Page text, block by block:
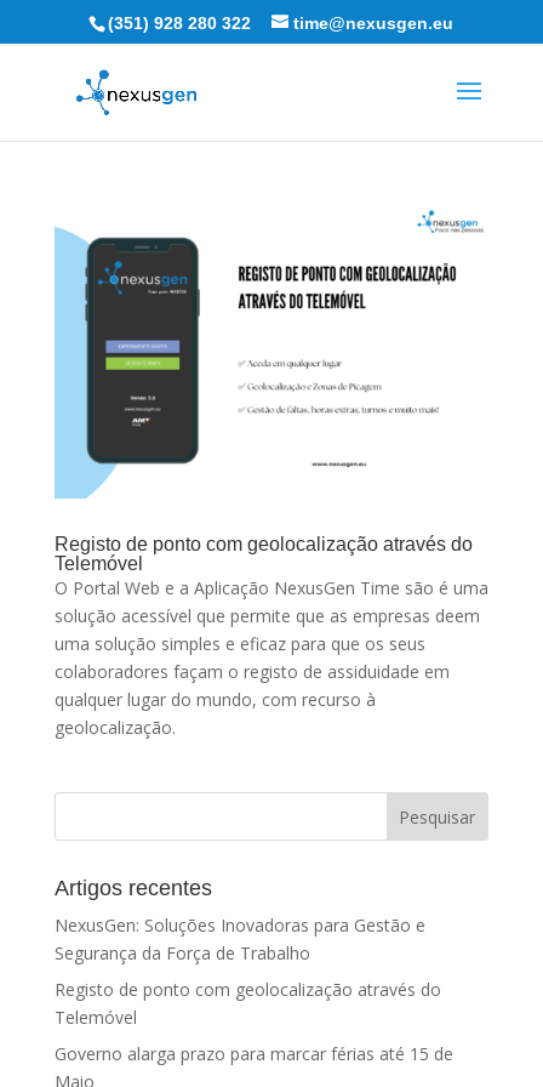
(351) 928 280 322 time@nexusgen.eu
Registo de ponto com geolocalização através do
Telemóvel
O Portal Web e a Aplicação NexusGen Time são é uma
solução acessível que permite que as empresas deem
uma solução simples e eficaz para que os seus
colaboradores façam o registo de assiduidade em
qualquer lugar do mundo, com recurso à
geolocalização.
Artigos recentes
NexusGen: Soluções Inovadoras para Gestão e
Segurança da Força de Trabalho
Registo de ponto com geolocalização através do
Telemóvel
Governo alarga prazo para marcar férias até 15 de
Maio